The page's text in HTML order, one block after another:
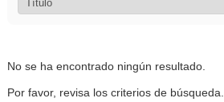
No se ha encontrado ningún resultado.
Por favor, revisa los criterios de búsqueda.